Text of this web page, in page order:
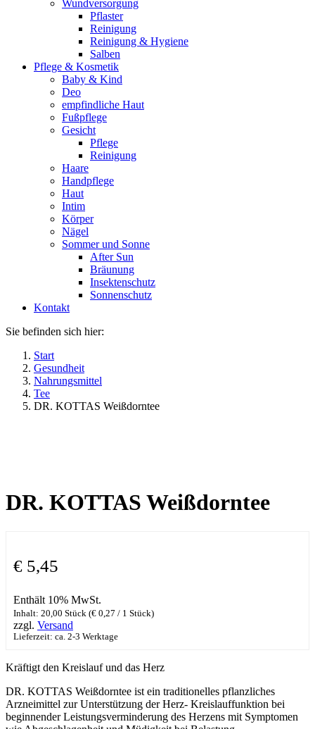
Wundversorgung
Pflaster
Reinigung
Reinigung & Hygiene
Salben
Pflege & Kosmetik
Baby & Kind
Deo
empfindliche Haut
Fußpflege
Gesicht
Pflege
Reinigung
Haare
Handpflege
Haut
Intim
Körper
Nägel
Sommer und Sonne
After Sun
Bräunung
Insektenschutz
Sonnenschutz
Kontakt
Sie befinden sich hier:
Start
Gesundheit
Nahrungsmittel
Tee
DR. KOTTAS Weißdorntee
DR. KOTTAS Weißdorntee
€ 5,45
Enthält 10% MwSt.
Inhalt: 20,00 Stück (€ 0,27 / 1 Stück)
zzgl. Versand
Lieferzeit: ca. 2-3 Werktage
Kräftigt den Kreislauf und das Herz
DR. KOTTAS Weißdorntee ist ein traditionelles pflanzliches
Arzneimittel zur Unterstützung der Herz- Kreislauffunktion bei
beginnender Leistungsverminderung des Herzens mit Symptomen